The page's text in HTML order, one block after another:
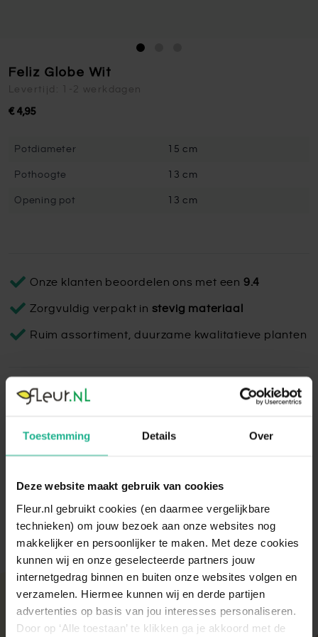
Toestemming Details Over
Deze website maakt gebruik van cookies
Fleur.nl gebruikt cookies (en daarmee vergelijkbare
technieken) om jouw bezoek aan onze websites nog
makkelijker en persoonlijker te maken. Met deze cookies
kunnen wij en onze geselecteerde partners jouw
internetgedrag binnen en buiten onze websites volgen en
verzamelen. Hiermee kunnen wij en derde partijen
advertenties op basis van jou interesses personaliseren.
Door op ‘Alle toestaan’ te klikken ga je akkoord met de
Feliz Globe Wit
Levertijd: 1-2 werkdagen
€ 4,95
Potdiameter 15 cm
Pothoogte 13 cm
Opening pot 13 cm
Onze klanten beoordelen ons met een 9.4
Zorgvuldig verpakt in stevig materiaal
Ruim assortiment, duurzame kwalitatieve planten
Feliz Globe Wit
bestaat uit 100% natuurlijke klei, zonder schadelijke
stoffen.
Lees volledige omschrijving
Met aandacht verpakt
Onze kamer- en tuinplanten komen elke ochtend
direct van de kweker binnen. Verser kan niet!